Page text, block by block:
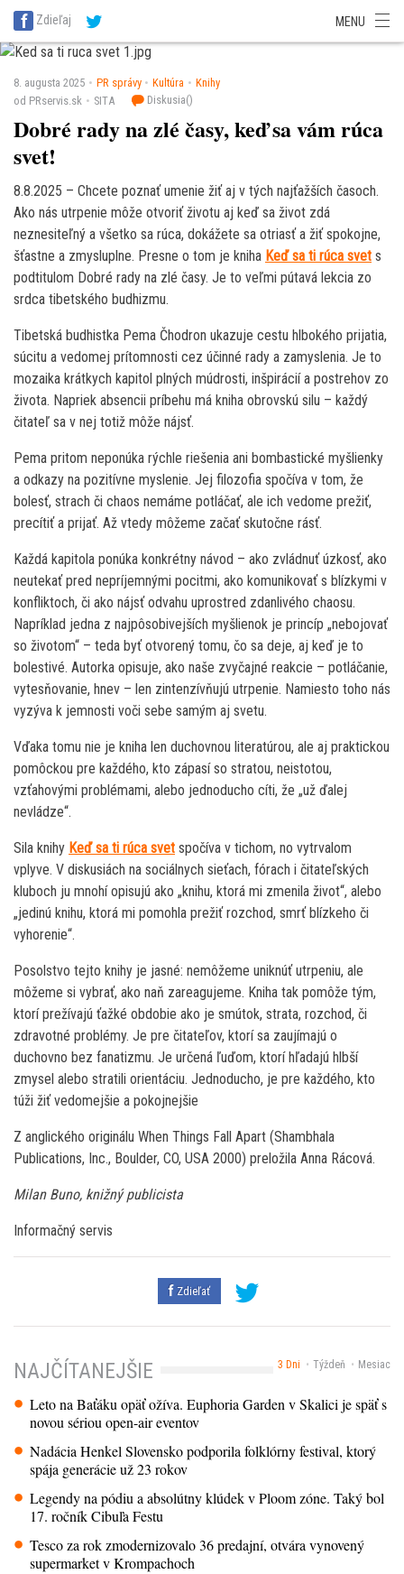
SITA Energetika
SITA Potravinárstvo
Zdieľaj MENU
8. augusta 2025 PR správy Kultúra
Knihy
od PRservis.sk
SITA Diskusia()
Dobré rady na zlé časy, keď sa vám rúca
svet!
8.8.2025 – Chcete poznať umenie žiť aj v tých najťažších časoch.
Ako nás utrpenie môže otvoriť životu aj keď sa život zdá
neznesiteľný a všetko sa rúca, dokážete sa otriasť a žiť spokojne,
šťastne a zmysluplne. Presne o tom je kniha Keď sa ti rúca svet s
podtitulom Dobré rady na zlé časy. Je to veľmi pútavá lekcia zo
srdca tibetského budhizmu.
Tibetská budhistka Pema Čhodron ukazuje cestu hlbokého prijatia,
súcitu a vedomej prítomnosti cez účinné rady a zamyslenia. Je to
mozaika krátkych kapitol plných múdrosti, inšpirácií a postrehov zo
života. Napriek absencii príbehu má kniha obrovskú silu – každý
čitateľ sa v nej totiž môže nájsť.
Pema pritom neponúka rýchle riešenia ani bombastické myšlienky
a odkazy na pozitívne myslenie. Jej filozofia spočíva v tom, že
bolesť, strach či chaos nemáme potláčať, ale ich vedome prežiť,
precítiť a prijať. Až vtedy môžeme začať skutočne rásť.
Každá kapitola ponúka konkrétny návod – ako zvládnuť úzkosť, ako
neutekať pred nepríjemnými pocitmi, ako komunikovať s blízkymi v
konfliktoch, či ako nájsť odvahu uprostred zdanlivého chaosu.
Napríklad jedna z najpôsobivejších myšlienok je princíp „nebojovať
so životom“ – teda byť otvorený tomu, čo sa deje, aj keď je to
bolestivé. Autorka opisuje, ako naše zvyčajné reakcie – potláčanie,
vytesňovanie, hnev – len zintenzívňujú utrpenie. Namiesto toho nás
vyzýva k jemnosti voči sebe samým aj svetu.
Vďaka tomu nie je kniha len duchovnou literatúrou, ale aj praktickou
pomôckou pre každého, kto zápasí so stratou, neistotou,
vzťahovými problémami, alebo jednoducho cíti, že „už ďalej
nevládze“.
Sila knihy Keď sa ti rúca svet spočíva v tichom, no vytrvalom
vplyve. V diskusiách na sociálnych sieťach, fórach i čitateľských
kluboch ju mnohí opisujú ako „knihu, ktorá mi zmenila život“, alebo
„jedinú knihu, ktorá mi pomohla prežiť rozchod, smrť blízkeho či
vyhorenie“.
Posolstvo tejto knihy je jasné: nemôžeme uniknúť utrpeniu, ale
môžeme si vybrať, ako naň zareagujeme. Kniha tak pomôže tým,
ktorí prežívajú ťažké obdobie ako je smútok, strata, rozchod, či
zdravotné problémy. Je pre čitateľov, ktorí sa zaujímajú o
duchovno bez fanatizmu. Je určená ľuďom, ktorí hľadajú hlbší
zmysel alebo stratili orientáciu. Jednoducho, je pre každého, kto
túži žiť vedomejšie a pokojnejšie
Z anglického originálu When Things Fall Apart (Shambhala
Publications, Inc., Boulder, CO, USA 2000) preložila Anna Rácová.
Milan Buno, knižný publicista
Informačný servis
Zdieľať
3 Dni Týždeň Mesiac
NAJČÍTANEJŠIE
Leto na Baťáku opäť ožíva. Euphoria Garden v Skalici je späť s
novou sériou open-air eventov
Nadácia Henkel Slovensko podporila folklórny festival, ktorý
spája generácie už 23 rokov
Legendy na pódiu a absolútny klúdek v Ploom zóne. Taký bol
17. ročník Cibuľa Festu
Tesco za rok zmodernizovalo 36 predajní, otvára vynovený
supermarket v Krompachoch